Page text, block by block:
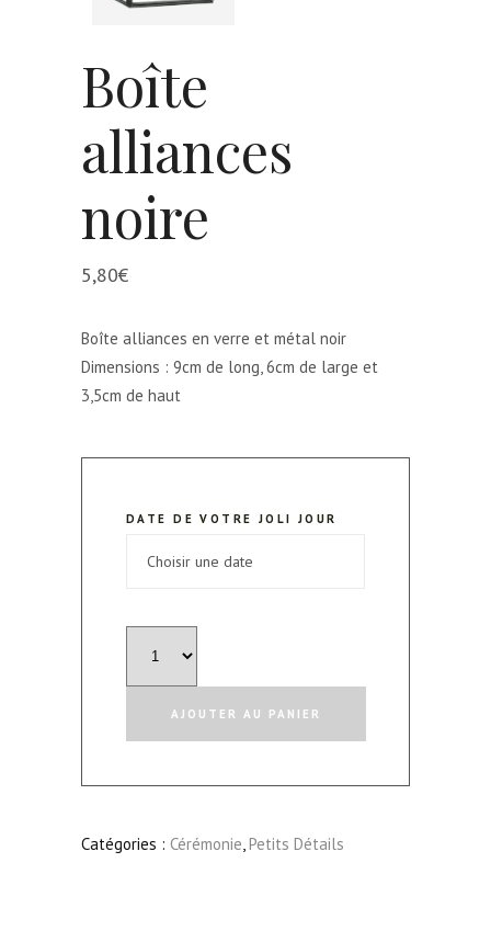
Boîte
alliances
noire
5,80€
Boîte alliances en verre et métal noir
Dimensions : 9cm de long, 6cm de large et
3,5cm de haut
DATE DE VOTRE JOLI JOUR
AJOUTER AU PANIER
Catégories : Cérémonie,Petits Détails